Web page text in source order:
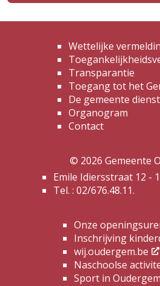
Wettelijke
Transparantie
Toegang tot het
De gemeente
Organogram
Contact
© 2026 Gemeente
Emile Idiersstraat 12 -
Tel. : 02/676.48.11.
Onze
Inschrijving
wij.oudergem.be
Naschoolse
Sport in Oudergem